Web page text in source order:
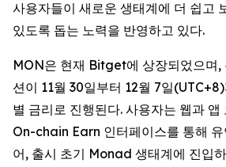
사용자들이 새로운 생태계에 더 쉽고
있도록 돕는 노력을 반영하고 있다.
MON은 현재 Bitget에 상장되었으며,
션이 11월 30일부터 12월 7일
별 금리로 진행된다. 사용자는 웹과
On-chain Earn 인터페이스를 통해 유
어, 출시 초기 Monad 생태계에 진입